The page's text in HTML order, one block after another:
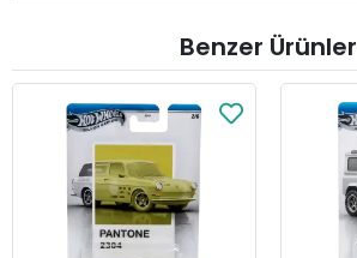
Benzer Ürünler